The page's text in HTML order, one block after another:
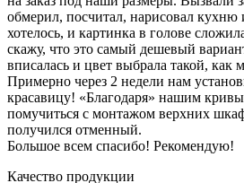
обмерил, посчитал, нарисовал кухню
хотелось, и картинка в голове
скажу, что это самый дешевый
вписалась и цвет выбрала такой, как
Примерно через 2 недели нам
красавицу! «Благодаря» нашим
помучиться с монтажом верхних
получился отменный.
Большое всем спасибо! Рекомендую!
Качество продукции